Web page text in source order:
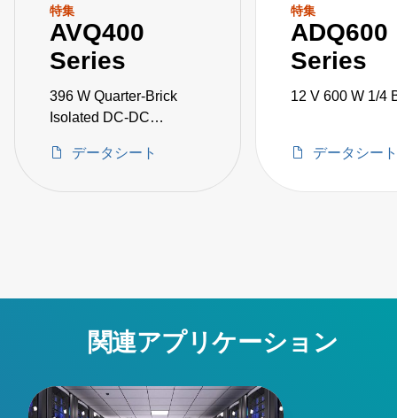
特集
AVQ400
Series
396 W Quarter-Brick
Isolated DC-DC
データシート
特集
ADQ600
Series
12 V 600 W 1/4
データシート
関連アプリケーション